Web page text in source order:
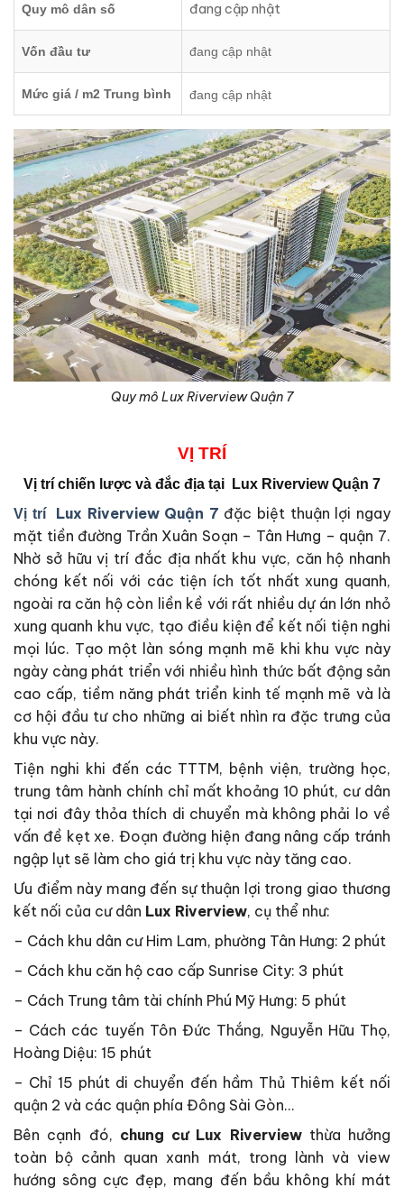
Quy mô dân số đang cập nhật
Vốn đầu tư đang cập nhật
Mức giá / m2 Trung bình đang cập nhật
Quy mô Lux Riverview Quận 7
VỊ TRÍ
Vị trí chiến lược và đắc địa tại
Lux Riverview Quận 7
Vị trí Lux Riverview Quận 7 đặc biệt thuận lợi ngay
mặt tiền đường Trần Xuân Soạn – Tân Hưng – quận 7.
Nhờ sở hữu vị trí đắc địa nhất khu vực, căn hộ nhanh
chóng kết nối với các tiện ích tốt nhất xung quanh,
ngoài ra căn hộ còn liền kề với rất nhiều dự án lớn nhỏ
xung quanh khu vực, tạo điều kiện để kết nối tiện nghi
mọi lúc. Tạo một làn sóng mạnh mẽ khi khu vực này
ngày càng phát triển với nhiều hình thức bất động sản
cao cấp, tiềm năng phát triển kinh tế mạnh mẽ và là
cơ hội đầu tư cho những ai biết nhìn ra đặc trưng của
khu vực này.
Tiện nghi khi đến các TTTM, bệnh viện, trường học,
trung tâm hành chính chỉ mất khoảng 10 phút, cư dân
tại nơi đây thỏa thích di chuyển mà không phải lo về
vấn đề kẹt xe. Đoạn đường hiện đang nâng cấp tránh
ngập lụt sẽ làm cho giá trị khu vực này tăng cao.
Ưu điểm này mang đến sự thuận lợi trong giao thương
kết nối của cư dân Lux Riverview, cụ thể như:
– Cách khu dân cư Him Lam, phường Tân Hưng: 2 phút
– Cách khu căn hộ cao cấp Sunrise City: 3 phút
– Cách Trung tâm tài chính Phú Mỹ Hưng: 5 phút
– Cách các tuyến Tôn Đức Thắng, Nguyễn Hữu Thọ,
Hoàng Diệu: 15 phút
– Chỉ 15 phút di chuyển đến hầm Thủ Thiêm kết nối
quận 2 và các quận phía Đông Sài Gòn…
Bên cạnh đó, chung cư Lux Riverview thừa hưởng
toàn bộ cảnh quan xanh mát, trong lành và view
hướng sông cực đẹp, mang đến bầu không khí mát